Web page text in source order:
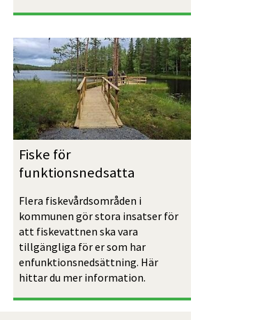
Fiske för
funktionsnedsatta
Flera fiskevårdsområden i
kommunen gör stora insatser för
att fiskevattnen ska vara
tillgängliga för er som har
enfunktionsnedsättning. Här
hittar du mer information.